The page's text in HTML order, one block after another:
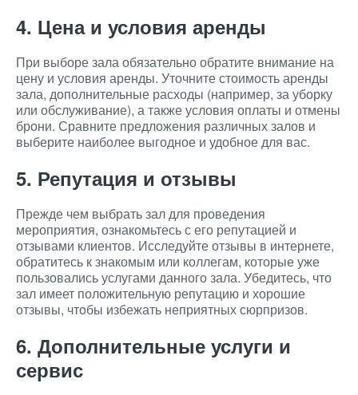
4. Цена и условия аренды
При выборе зала обязательно обратите внимание на
цену и условия аренды. Уточните стоимость аренды
зала, дополнительные расходы (например, за уборку
или обслуживание), а также условия оплаты и отмены
брони. Сравните предложения различных залов и
выберите наиболее выгодное и удобное для вас.
5. Репутация и отзывы
Прежде чем выбрать зал для проведения
мероприятия, ознакомьтесь с его репутацией и
отзывами клиентов. Исследуйте отзывы в интернете,
обратитесь к знакомым или коллегам, которые уже
пользовались услугами данного зала. Убедитесь, что
зал имеет положительную репутацию и хорошие
отзывы, чтобы избежать неприятных сюрпризов.
6. Дополнительные услуги и
сервис